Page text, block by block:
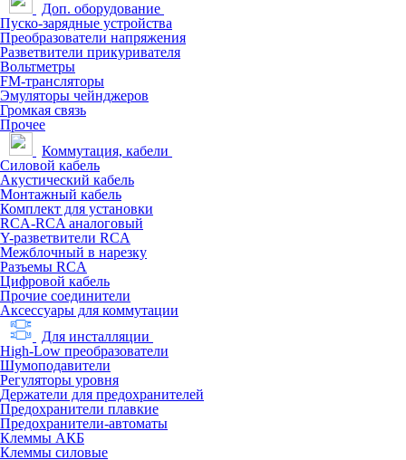
Доп. оборудование
Пуско-зарядные устройства
Преобразователи напряжения
Разветвители прикуривателя
Вольтметры
FM-трансляторы
Эмуляторы чейнджеров
Громкая связь
Прочее
Коммутация, кабели
Силовой кабель
Акустический кабель
Монтажный кабель
Комплект для установки
RCA-RCA аналоговый
Y-разветвители RCA
Межблочный в нарезку
Разъемы RCA
Цифровой кабель
Прочие соединители
Аксессуары для коммутации
Для инсталляции
High-Low преобразователи
Шумоподавители
Регуляторы уровня
Держатели для предохранителей
Предохранители плавкие
Предохранители-автоматы
Клеммы АКБ
Клеммы силовые